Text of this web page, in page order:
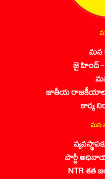
మన
జై హింద్ -
జాతీయ రాజకీయాలపై
కార్య
మన
పార్టీ
NTR శత